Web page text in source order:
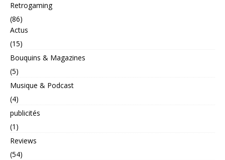
Retrogaming
(86)
Actus
(15)
Bouquins & Magazines
(5)
Musique & Podcast
(4)
publicités
(1)
Reviews
(54)